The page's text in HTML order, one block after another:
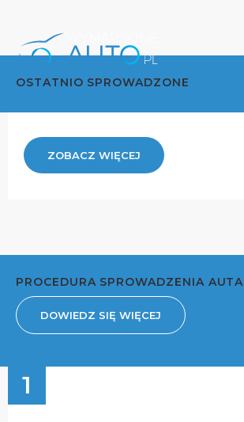
OSTATNIO SPROWADZONE
ZOBACZ WIĘCEJ
PROCEDURA SPROWADZENIA AUTA
DOWIEDZ SIĘ WIĘCEJ
1